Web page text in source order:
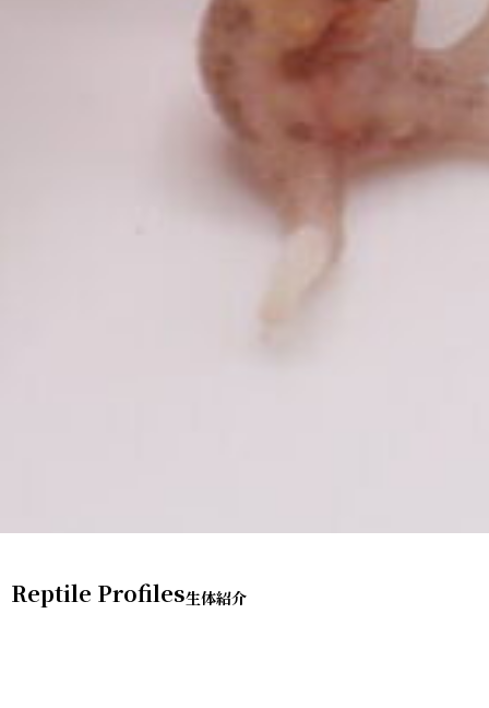
Reptile Profiles